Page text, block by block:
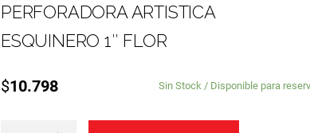
PERFORADORA ARTISTICA
ESQUINERO 1″ FLOR
$10.798 Sin Stock / Disponible para